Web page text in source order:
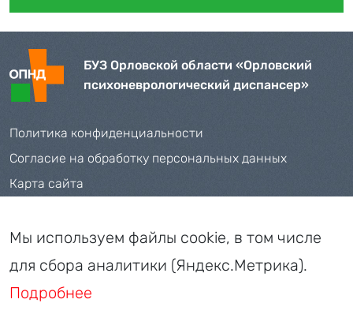
БУЗ Орловской области «Орловский
психоневрологический диспансер»
Политика конфиденциальности
Согласие на обработку персональных данных
Карта сайта
Адрес: 302026, г. Орел, пер. Соляной, д. 28
E-mail:oo_buz_psyhdis@orel-region.ru
Мы используем файлы cookie, в том числе
для сбора аналитики (Яндекс.Метрика).
Подробнее